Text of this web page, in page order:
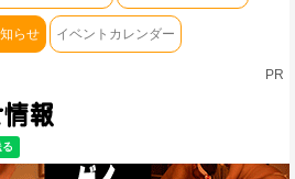
らせ イベントカレンダー
PR